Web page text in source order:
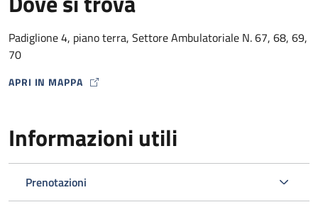
Padiglione 4, piano terra, Settore Ambulatoriale N. 67, 68, 69,
70
APRI IN MAPPA
MAP ICON
Informazioni utili
Prenotazioni